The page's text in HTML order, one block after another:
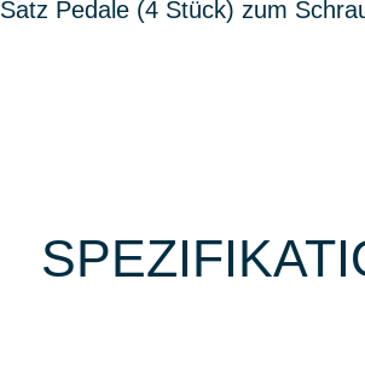
Pedale (4 Stück) zum